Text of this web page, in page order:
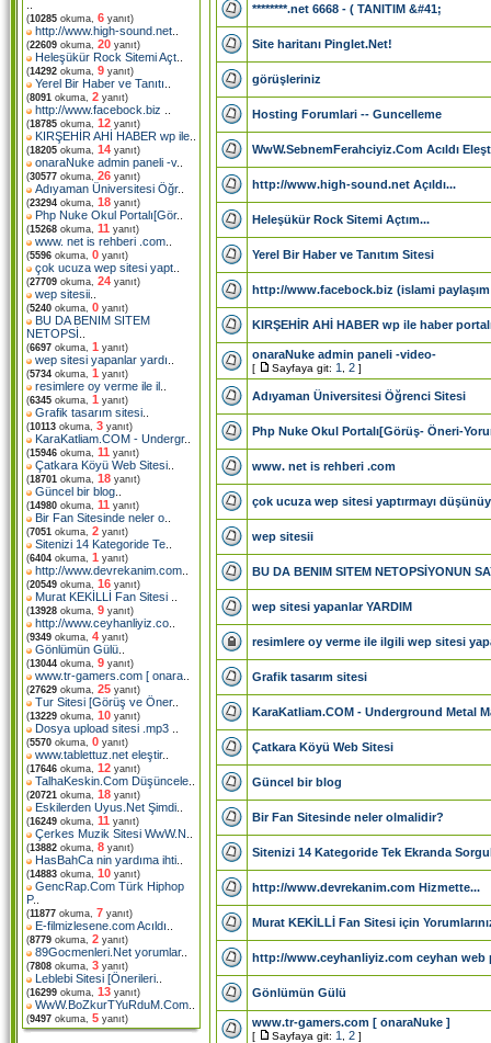
(10285 okuma, 6 yanıt)
http://www.high-sound.net
(22609 okuma, 20 yanıt)
Heleşükür Rock Sitemi Açt
(14292 okuma, 9 yanıt)
Yerel Bir Haber ve Tanıtı
(8091 okuma, 2 yanıt)
http://www.facebock.biz
(18785 okuma, 12 yanıt)
KIRŞEHİR AHİ HABER wp ile
(18205 okuma, 14 yanıt)
onaraNuke admin paneli -v..
(30577 okuma, 26 yanıt)
Adıyaman Üniversitesi Öğr..
(23294 okuma, 18 yanıt)
Php Nuke Okul Portalı[Gör..
(15268 okuma, 11 yanıt)
www. net is rehberi .com
(5596 okuma, 0 yanıt)
çok ucuza wep sitesi yapt
(27709 okuma, 24 yanıt)
wep sitesii
(5240 okuma, 0 yanıt)
BU DA BENIM SITEM
NETOPSİ
(6697 okuma, 1 yanıt)
wep sitesi yapanlar yardı
(5734 okuma, 1 yanıt)
resimlere oy verme ile il
(6345 okuma, 1 yanıt)
Grafik tasarım sitesi
(10113 okuma, 3 yanıt)
KaraKatliam.COM - Undergr..
(15946 okuma, 11 yanıt)
Çatkara Köyü Web Sitesi
(18701 okuma, 18 yanıt)
Güncel bir blog
(14980 okuma, 11 yanıt)
Bir Fan Sitesinde neler o
(7051 okuma, 2 yanıt)
Sitenizi 14 Kategoride Te
(6404 okuma, 1 yanıt)
http://www.devrekanim.com
(20549 okuma, 16 yanıt)
Murat KEKİLLİ Fan Sitesi
(13928 okuma, 9 yanıt)
http://www.ceyhanliyiz.co
(9349 okuma, 4 yanıt)
Gönlümün Gülü
(13044 okuma, 9 yanıt)
www.tr-gamers.com [ onara
(27629 okuma, 25 yanıt)
Tur Sitesi [Görüş ve Öner..
(13229 okuma, 10 yanıt)
Dosya upload sitesi .mp3
(5570 okuma, 0 yanıt)
www.tablettuz.net eleştir..
(17646 okuma, 12 yanıt)
TalhaKeskin.Com Düşüncele
(20721 okuma, 18 yanıt)
Eskilerden Uyus.Net Şimdi
(16249 okuma, 11 yanıt)
Çerkes Muzik Sitesi WwW.N
(13882 okuma, 8 yanıt)
HasBahCa nin yardıma ihti
(14883 okuma, 10 yanıt)
GencRap.Com Türk Hiphop
P..
(11877 okuma, 7 yanıt)
E-filmizlesene.com Acıldı
(8779 okuma, 2 yanıt)
89Gocmenleri.Net yorumlar..
(7808 okuma, 3 yanıt)
Leblebi Sitesi [Önerileri
(16299 okuma, 13 yanıt)
WwW.BoZkurTYuRduM.Com
(9497 okuma, 5 yanıt)
********.net 6668 - ( TANITIM &#41;
Site haritanı Pinglet.Net!
görüşleriniz
Hosting Forumlari -- Guncelleme
WwW.SebnemFerahciyiz.Com Acıldı
http://www.high-sound.net Açıldı...
Heleşükür Rock Sitemi Açtım...
Yerel Bir Haber ve Tanıtım Sitesi
http://www.facebock.biz (islami
KIRŞEHİR AHİ HABER wp ile haber
onaraNuke admin paneli -video-
[ Sayfaya git: 1 2 ]
Adıyaman Üniversitesi Öğrenci Sitesi
Php Nuke Okul Portalı[Görüş- Öneri-
www. net is rehberi .com
çok ucuza wep sitesi yaptırmayı
wep sitesii
BU DA BENIM SITEM NETOPSİYONUN
wep sitesi yapanlar YARDIM
resimlere oy verme ile ilgili wep sitesi
Grafik tasarım sitesi
KaraKatliam.COM - Underground Metal
Çatkara Köyü Web Sitesi
Güncel bir blog
Bir Fan Sitesinde neler olmalidir?
Sitenizi 14 Kategoride Tek Ekranda
http://www.devrekanim.com Hizmette...
Murat KEKİLLİ Fan Sitesi için
http://www.ceyhanliyiz.com ceyhan web
Gönlümün Gülü
www.tr-gamers.com [ onaraNuke ]
[ Sayfaya git: 1 2 ]